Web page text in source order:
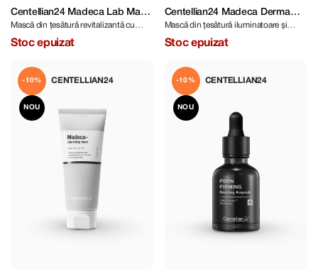
Centellian24 Madeca Lab Mask
Wrinkle Revitalizing 25 ml
Mască din țesătură revitalizantă cu
efect de lifting
Stoc epuizat
Centellian24 Madeca Derma
Mask III Brightening Formula 23
ml
Mască din țesătură iluminatoare și
revitalizantă
Stoc epuizat
CENTELLIAN24
-10%
NOU
CENTELLIAN24
-10%
NOU